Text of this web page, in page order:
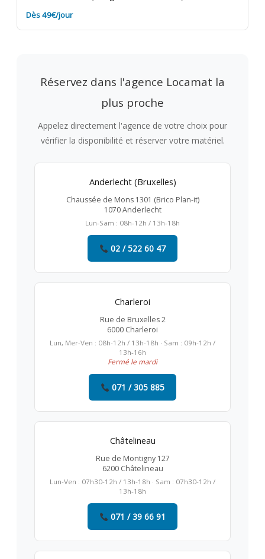
Dès 49€/jour
Réservez dans l'agence Locamat la
plus proche
Appelez directement l'agence de votre choix pour
vérifier la disponibilité et réserver votre matériel.
Anderlecht (Bruxelles)
Chaussée de Mons 1301 (Brico Plan-it)
1070 Anderlecht
Lun-Sam : 08h-12h / 13h-18h
02 / 522 60 47
Charleroi
Rue de Bruxelles 2
6000 Charleroi
Lun, Mer-Ven : 08h-12h / 13h-18h · Sam : 09h-12h /
13h-16h
Fermé le mardi
071 / 305 885
Châtelineau
Rue de Montigny 127
6200 Châtelineau
Lun-Ven : 07h30-12h / 13h-18h · Sam : 07h30-12h /
13h-18h
071 / 39 66 91